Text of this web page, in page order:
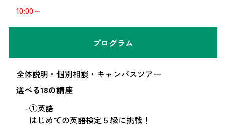
10:00～
プログラム
全体説明・個別相談・キャンパスツアー
選べる18の講座
①英語
はじめての英語検定５級に挑戦！